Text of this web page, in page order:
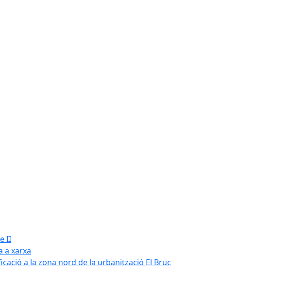
II
a xarxa
a la zona nord de la urbanització El Bruc